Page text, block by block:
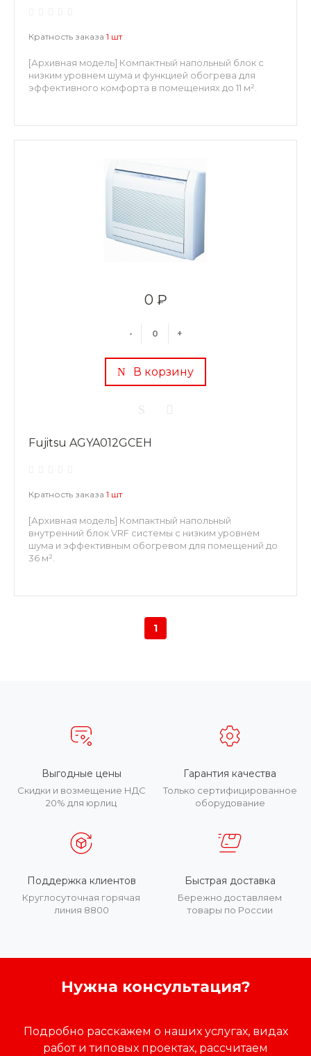
Кратность заказа 1 шт
[Архивная модель] Компактный напольный блок с
низким уровнем шума и функцией обогрева для
эффективного комфорта в помещениях до 11 м².
0 ₽
- +
В корзину
Fujitsu AGYA012GCEH
Кратность заказа 1 шт
[Архивная модель] Компактный напольный
внутренний блок VRF системы с низким уровнем
шума и эффективным обогревом для помещений до
36 м².
1
Выгодные цены
Скидки и возмещение НДС
20% для юрлиц
Гарантия качества
Только сертифицированное
оборудование
Поддержка клиентов
Круглосуточная горячая
линия 8800
Быстрая доставка
Бережно доставляем
товары по России
Нужна консультация?
Подробно расскажем о наших услугах, видах
работ и типовых проектах, рассчитаем